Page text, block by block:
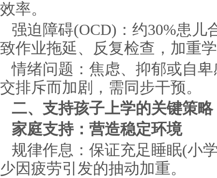
效率。
强迫障碍(OCD)：约30%患儿
致作业拖延、反复检查，加重
情绪问题：焦虑、抑郁或自
交排斥而加剧，需同步干预。
二、支持孩子上学的关键策略
家庭支持：营造稳定环境
规律作息：保证充足睡眠(小
少因疲劳引发的抽动加重。